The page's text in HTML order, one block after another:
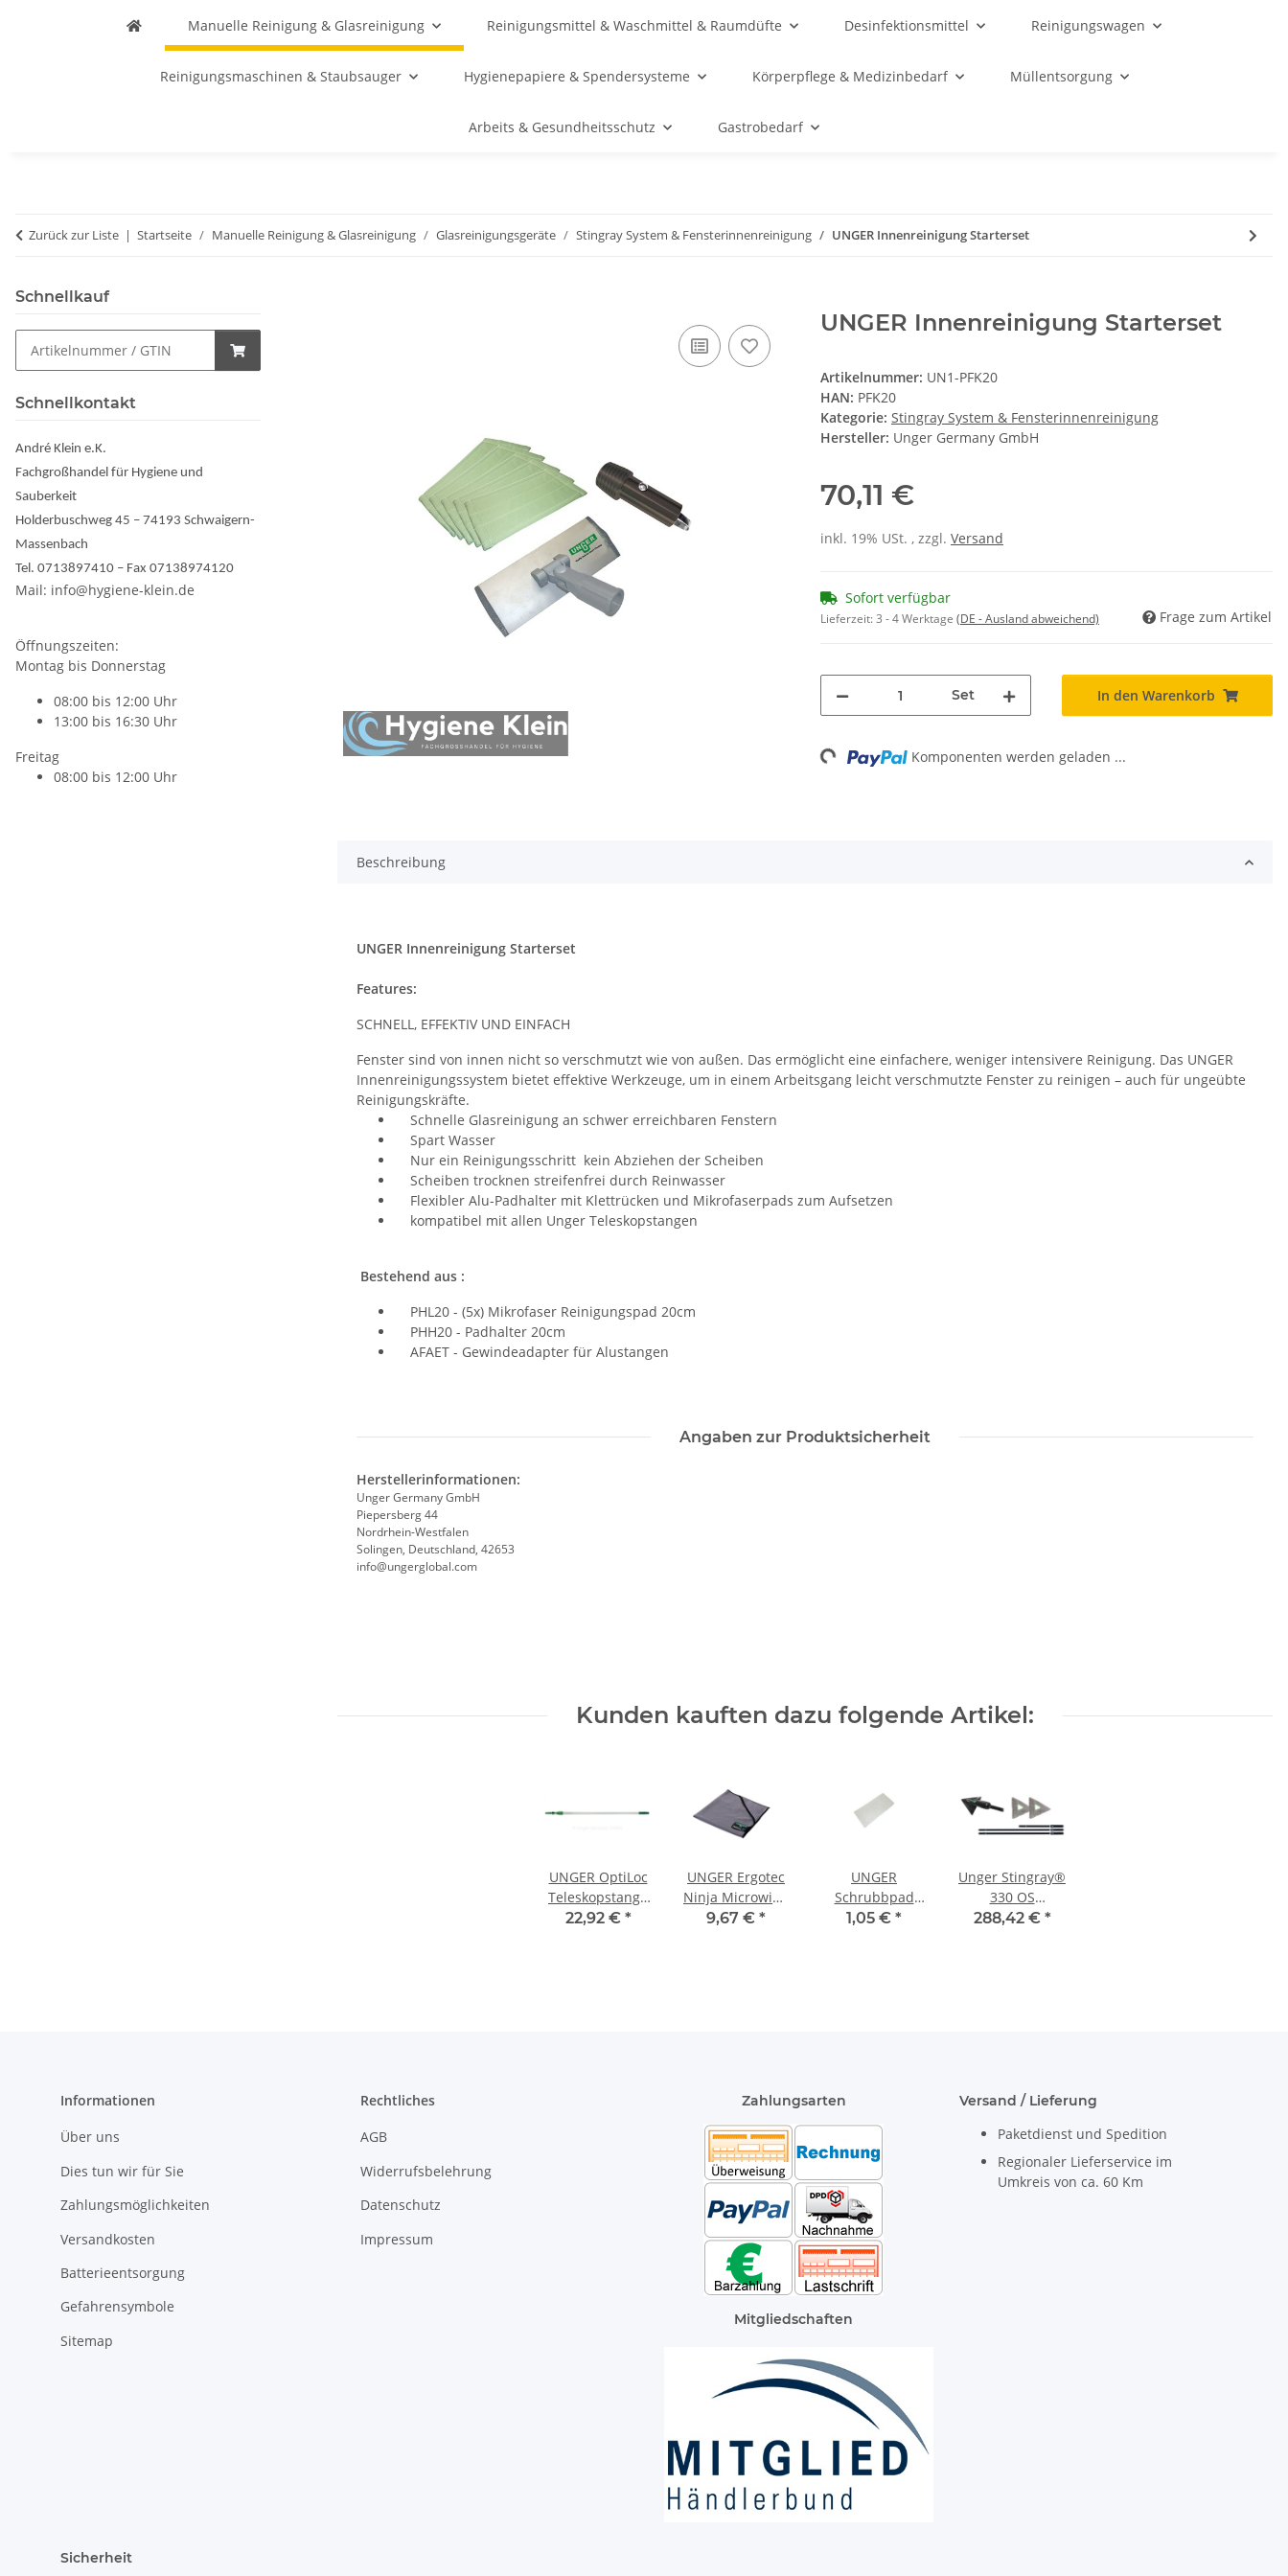
Manuelle Reinigung & Glasreinigung Reinigungsmittel & Waschmittel & Raumdüfte Desinfektionsmittel Reinigungswagen
Reinigungsmaschinen & Staubsauger Hygienepapiere & Spendersysteme Körperpflege & Medizinbedarf Müllentsorgung
Arbeits & Gesundheitsschutz Gastrobedarf
Zurück zur Liste Startseite Manuelle Reinigung & Glasreinigung Glasreinigungsgeräte Stingray System & Fensterinnenreinigung UNGER Innenreinigung Starterset
UNGER Innenreinigung Starterset
Artikelnummer: UN1-PFK20
HAN: PFK20
Kategorie: Stingray System & Fensterinnenreinigung
Hersteller: Unger Germany GmbH
70,11 €
inkl. 19% USt. , zzgl. Versand
Sofort verfügbar
Lieferzeit:3 - 4 Werktage (DE - Ausland abweichend) Frage zum Artikel
Set In den Warenkorb
Loading... Komponenten werden geladen ...
Beschreibung
UNGER Innenreinigung Starterset
Features:
SCHNELL, EFFEKTIV UND EINFACH
Fenster sind von innen nicht so verschmutzt wie von außen. Das ermöglicht eine einfachere, weniger intensivere Reinigung. Das UNGER
Innenreinigungssystem bietet effektive Werkzeuge, um in einem Arbeitsgang leicht verschmutzte Fenster zu reinigen – auch für ungeübte
Reinigungskräfte.
Schnelle Glasreinigung an schwer erreichbaren Fenstern
Spart Wasser
Nur ein Reinigungsschritt kein Abziehen der Scheiben
Scheiben trocknen streifenfrei durch Reinwasser
Flexibler Alu-Padhalter mit Klettrücken und Mikrofaserpads zum Aufsetzen
kompatibel mit allen Unger Teleskopstangen
Bestehend aus :
PHL20 - (5x) Mikrofaser Reinigungspad 20cm
PHH20 - Padhalter 20cm
AFAET - Gewindeadapter für Alustangen
Angaben zur Produktsicherheit
Herstellerinformationen:
Unger Germany GmbH
Piepersberg 44
Nordrhein-Westfalen
Solingen, Deutschland, 42653
info@ungerglobal.com
Kunden kauften dazu folgende Artikel:
UNGER OptiLoc
Teleskopstange
2-teilig
22,92 € *
UNGER Ergotec
Ninja Microwipe
55x55cm
9,67 € *
UNGER
Schrubbpad
weiß
1,05 € *
Unger Stingray®
330 OS
Innenreinigungs-
288,42 € *
Schnellkauf
Schnellkontakt
André Klein e.K.
Fachgroßhandel für Hygiene und
Sauberkeit
Holderbuschweg 45 – 74193 Schwaigern-
Massenbach
Tel. 0713897410 – Fax 07138974120
Mail: info@hygiene-klein.de
Öffnungszeiten:
Montag bis Donnerstag
08:00 bis 12:00 Uhr
13:00 bis 16:30 Uhr
Freitag
08:00 bis 12:00 Uhr
Informationen
Über uns
Dies tun wir für Sie
Zahlungsmöglichkeiten
Versandkosten
Batterieentsorgung
Gefahrensymbole
Sitemap
Rechtliches
AGB
Widerrufsbelehrung
Datenschutz
Impressum
Zahlungsarten
Mitgliedschaften
Versand / Lieferung
Paketdienst und Spedition
Regionaler Lieferservice im
Umkreis von ca. 60 Km
Sicherheit